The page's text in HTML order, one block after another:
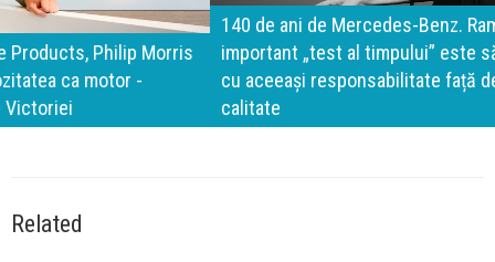
140 de ani de Mercedes-Benz. Ramona Pîrlog: Cel mai
important „test al timpului” este să inovăm constant, dar
cu aceeași responsabilitate față de oameni, siguranță și
calitate
Related